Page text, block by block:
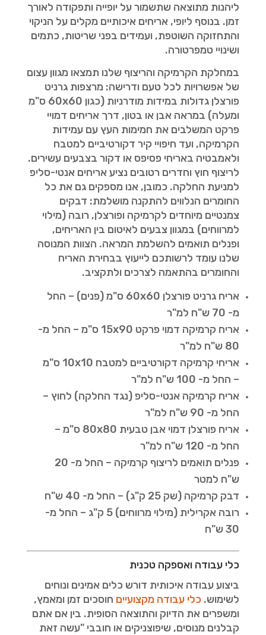
ליהנות מתוצאה שתשמור על יופייה ותפקודה לאורך
זמן. בנוסף ליופי, אריחים איכותיים מקלים על הניקוי
והתחזוקה השוטפת, ועמידים בפני שריטות, כתמים
ושינויי טמפרטורה.
במחלקת הקרמיקה והריצוף שלנו תמצאו מגוון עצום
של אפשרויות לכל טעם ודרישה: מרצפות גרניט
פורצלן גדולות במידות מודרניות (כגון 60x60 ס"מ
ומעלה) במראה אבן או בטון, דרך אריחים דמויי
פרקט המשלבים את חמימות העץ עם עמידות
הקרמיקה, ועד חיפויי קיר דקורטיביים למטבח
ולאמבטיה באריחי פסיפס או דקור בצבעים עשירים.
לריצוף חוץ וחדרים רטובים נציע אריחים אנטי-סליפ
למניעת החלקה. כמובן, אנו מספקים גם את כל
החומרים הנלווים להתקנה מושלמת: דבקים
צמנטיים מיוחדים לקרמיקה ופורצלן, רובה (מילוי
למרווחים) במגוון צבעים לאיטום בין האריחים,
ופנלים תואמים להשלמת המראה. הצוות המנוסה
שלנו עומד לרשותכם לייעוץ בבחירת האריח
והחומרים בהתאמה לצרכים ולתקציב.
אריח גרניט פורצלן 60x60 ס"מ (פנים) – החל
מ- 70 ש"ח למ"ר
אריח קרמיקה דמוי פרקט 15x90 ס"מ – החל מ-
80 ש"ח למ"ר
אריחי קרמיקה דקורטיביים למטבח 10x10 ס"מ
– החל מ- 100 ש"ח למ"ר
אריח קרמיקה אנטי-סליפ (נגד החלקה) לחוץ –
החל מ- 90 ש"ח למ"ר
אריח פורצלן דמוי אבן טבעית 80x80 ס"מ –
החל מ- 120 ש"ח למ"ר
פנלים תואמים לריצוף קרמיקה – החל מ- 20
ש"ח למטר
דבק קרמיקה (שק 25 ק"ג) – החל מ- 40 ש"ח
רובה אקרילית (מילוי מרווחים) 5 ק"ג – החל מ-
30 ש"ח
כלי עבודה ואספקה טכנית
ביצוע עבודה איכותית דורש כלים אמינים ונוחים
לשימוש. כלי עבודה מקצועיים חוסכים זמן ומאמץ,
ומשפרים את הדיוק והתוצאה הסופית. בין אם אתם
קבלנים מנוסים, שיפוצניקים או חובבי "עשה זאת